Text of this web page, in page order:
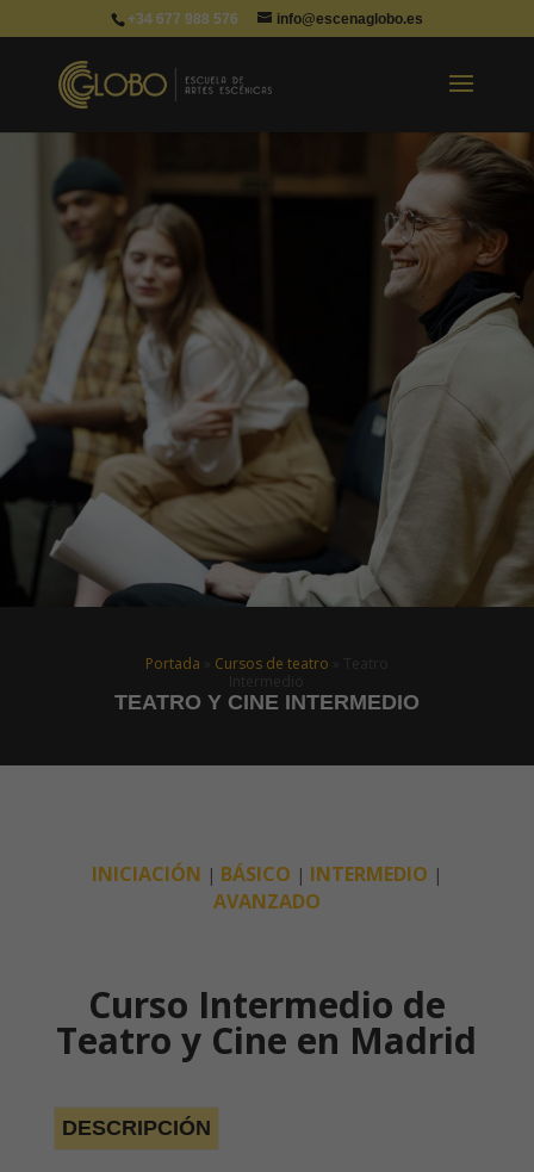
+34 677 988 576 info@escenaglobo.es
Portada Cursos de teatro
TEATRO Y CINE INTERMEDIO
INICIACIÓN | BÁSICO | INTERMEDIO |
AVANZADO
Curso Intermedio de
Teatro y Cine en Madrid
DESCRIPCIÓN